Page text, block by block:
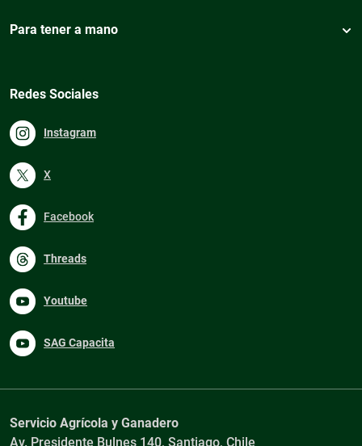
Para tener a mano
Redes Sociales
Instagram
X
Facebook
Threads
Youtube
SAG Capacita
Servicio Agrícola y Ganadero
Av. Presidente Bulnes 140, Santiago, Chile